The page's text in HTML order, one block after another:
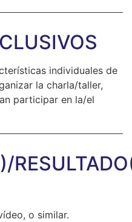
individuales de
la charla/taller,
participar en la/el
o similar.